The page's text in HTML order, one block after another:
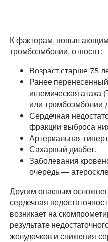
К факторам, повышающим
тромбоэмболии, относят:
Возраст старше 75
Ранее перенесенный
ишемическая атака
или тромбоэмболии
Сердечная
фракции выброса
Артериальная
Сахарный диабет.
Заболевания
очередь —
Другим опасным
сердечная
возникает на
результате
желудочков и снижения